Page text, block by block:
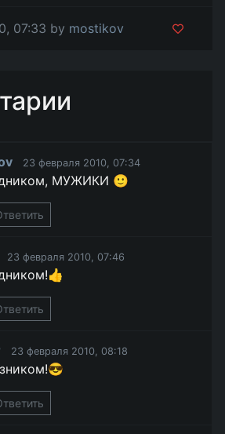
07:33 by mostikov
23 февраля 2010, 07:34
МУЖИКИ 🙂
23 февраля 2010, 07:46
23 февраля 2010, 08:18